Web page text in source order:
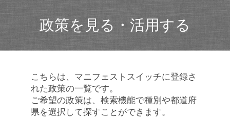
政策を見る・活用する
こちらは、マニフェストスイッチに登録さ
れた政策の一覧です。
ご希望の政策は、検索機能で種別や都道府
県を選択して探すことができます。